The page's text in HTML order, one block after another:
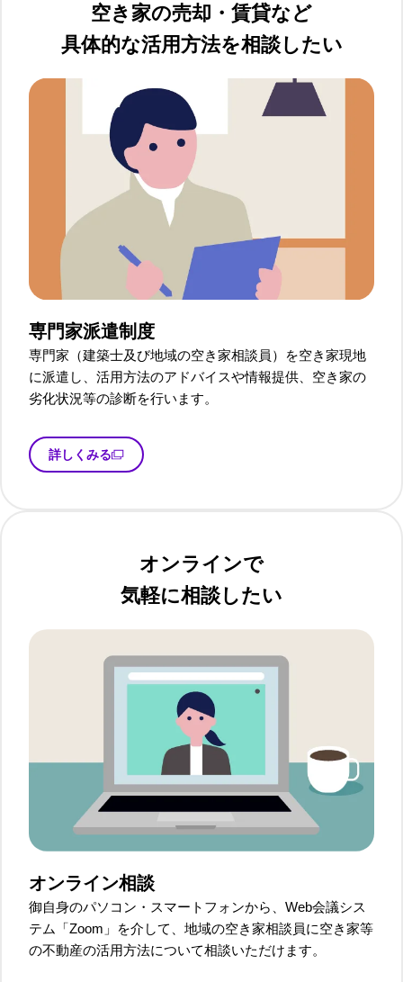
空き家の売却・賃貸など
具体的な活用方法を相談したい
専門家派遣制度
専門家（建築士及び地域の空き家相談員）を空き家現地
に派遣し、活用方法のアドバイスや情報提供、空き家の
劣化状況等の診断を行います。
詳しくみる
オンラインで
気軽に相談したい
オンライン相談
御自身のパソコン・スマートフォンから、Web会議シス
テム「Zoom」を介して、地域の空き家相談員に空き家等
の不動産の活用方法について相談いただけます。